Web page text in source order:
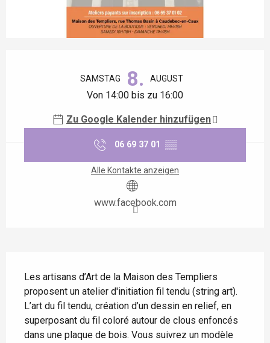
SAMSTAG 8. AUGUST
Von 14:00 bis zu 16:00
Zu Google Kalender hinzufügen
06 69 37 01 ▒▒
Alle Kontakte anzeigen
www.facebook.com
Les artisans d’Art de la Maison des Templiers
proposent un atelier d'initiation fil tendu (string art).
L’art du fil tendu, création d’un dessin en relief, en
superposant du fil coloré autour de clous enfoncés
dans une plaque de bois. Vous suivrez un modèle